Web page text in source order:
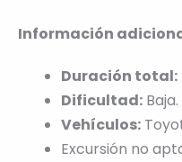
Información
Duración total:
Dificultad: Baja.
Vehículos:
Excursión no